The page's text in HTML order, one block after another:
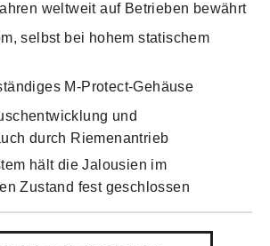
weltweit auf Betrieben bewährt
selbst bei hohem statischem
M-Protect-Gehäuse
und
durch Riemenantrieb
hält die Jalousien im
Zustand fest geschlossen